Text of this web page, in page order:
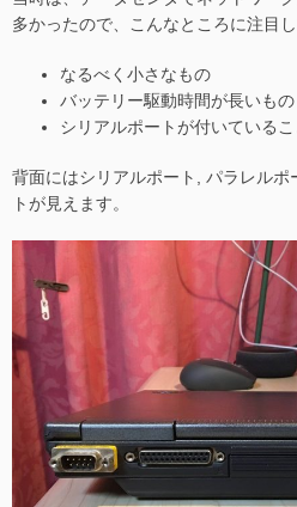
多かったので、こんなところに注目
なるべく小さなもの
バッテリー駆動時間が長いもの
シリアルポートが付いているこ
背面にはシリアルポート, パラレル
トが見えます。